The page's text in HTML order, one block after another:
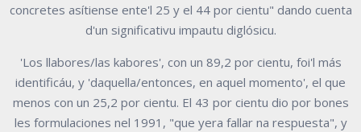
concretes asítiense ente'l 25 y el 44 por cientu" dando cuenta
d'un significativu impautu diglósicu.
'Los llabores/las kabores', con un 89,2 por cientu, foi'l más
identificáu, y 'daquella/entonces, en aquel momento', el que
menos con un 25,2 por cientu. El 43 por cientu dio por bones
les formulaciones nel 1991, "que yera fallar na respuesta", y